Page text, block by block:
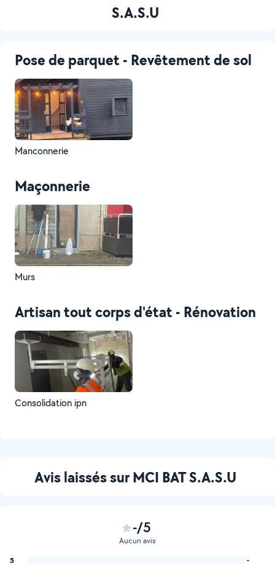
S.A.S.U
Pose de parquet - Revêtement de sol
Manconnerie
Maçonnerie
Murs
Artisan tout corps d'état - Rénovation
Consolidation ipn
Avis laissés sur MCI BAT S.A.S.U
-/5
Aucun avis
5
-